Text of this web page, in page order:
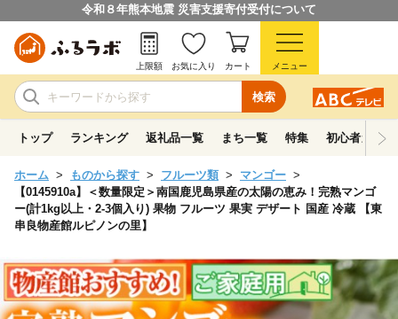
令和８年熊本地震 災害支援寄付受付について
検索
上限額 お気に入り カート メニュー
トップ ランキング 返礼品一覧 まち一覧 特集 初心者ガイド
ホーム ものから探す フルーツ類
マンゴー
【0145910a】＜数量限定＞南国鹿児島県産の太陽の恵み！完熟マンゴ
ー(計1kg以上・2-3個入り) 果物 フルーツ 果実 デザート 国産 冷蔵 【東
串良物産館ルピノンの里】